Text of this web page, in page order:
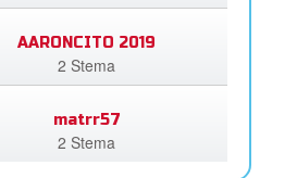
AARONCITO 2019
2 Stema
matrr57
2 Stema